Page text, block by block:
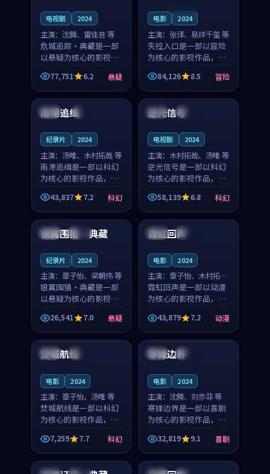
电视剧 2024
主演： 沈腾、雷佳音 等
危城追踪·典藏是一部
以悬疑为核心的影视作
品，围绕危机、反转与
人物成长展开，整体节
奏紧凑，值得推荐观
看。
77,751 6.2 悬疑
电影 2024
主演： 张译、易烊千玺 等
失控入口是一部以冒险
为核心的影视作品，围
绕危机、反转与人物成
长展开，整体节奏紧
凑，值得推荐观看。
84,126 8.5 冒险
中国 4K
南港追缉
纪录片 2024
主演： 汤唯、木村拓哉 等
南港追缉是一部以科幻
为核心的影视作品，围
绕危机、反转与人物成
长展开，整体节奏紧
凑，值得推荐观看。
43,837 7.2 科幻
英国 高分
逆光信号
电视剧 2024
主演： 木村拓哉、汤唯 等
逆光信号是一部以科幻
为核心的影视作品，围
绕危机、反转与人物成
长展开，整体节奏紧
凑，值得推荐观看。
58,139 6.8 科幻
韩国 杜比
银翼围猎·典藏
纪录片 2024
主演： 章子怡、梁朝伟 等
银翼围猎·典藏是一部
以悬疑为核心的影视作
品，围绕危机、反转与
人物成长展开，整体节
奏紧凑，值得推荐观
看。
26,541 7.0 悬疑
法国 完结
霓虹回声
电影 2024
主演： 章子怡、木村拓哉
等
霓虹回声是一部以动漫
为核心的影视作品，围
绕危机、反转与人物成
长展开，整体节奏紧
凑，值得推荐观看。
43,879 7.2 动漫
美国 完结
焚城航线
电影 2024
主演： 章子怡、汤唯 等
焚城航线是一部以科幻
为核心的影视作品，围
绕危机、反转与人物成
长展开，整体节奏紧
凑，值得推荐观看。
7,259 7.7 科幻
日本 独播
寒锋边界
电影 2024
主演： 沈腾、刘亦菲 等
寒锋边界是一部以喜剧
为核心的影视作品，围
绕危机、反转与人物成
长展开，整体节奏紧
凑，值得推荐观看。
32,819 9.1 喜剧